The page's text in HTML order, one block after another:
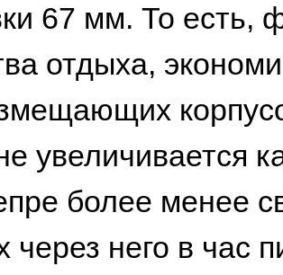
67 мм. То есть,
отдыха,
увеличивается
более менее
через него в час